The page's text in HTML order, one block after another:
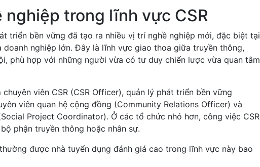
nghiệp trong lĩnh vực CSR
triển bền vững đã tạo ra nhiều vị trí nghề nghiệp mới, đặc biệt tại
nghiệp lớn. Đây là lĩnh vực giao thoa giữa truyền thông,
phù hợp với những người vừa có tư duy chiến lược vừa quan tâm
viên CSR (CSR Officer), quản lý phát triển bền vững
viên quan hệ cộng đồng (Community Relations Officer) và
Project Coordinator). Ở các tổ chức nhỏ hơn, công việc CSR
phận truyền thông hoặc nhân sự.
được nhà tuyển dụng đánh giá cao trong lĩnh vực này bao